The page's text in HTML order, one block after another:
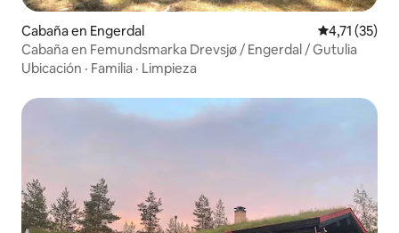
Cabaña en Engerdal Calificación
4,71 (35)
Cabaña en Femundsmarka Drevsjø / Engerdal / Gutulia
Ubicación · Familia · Limpieza